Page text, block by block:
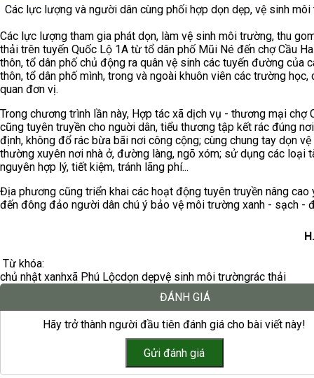
Các lực lượng và người dân cùng phối hợp dọn dẹp, vệ sinh
Các lực lượng tham gia phát dọn, làm vệ sinh môi trường, thu
thải trên tuyến Quốc Lộ 1A từ tổ dân phố Mũi Né đến chợ Cầu
thôn, tổ dân phố chủ động ra quân vệ sinh các tuyến đường của
thôn, tổ dân phố mình, trong và ngoài khuôn viên các trường học,
quan đơn vị.
Trong chương trình lần này, Hợp tác xã dịch vụ - thương mại chợ
cũng tuyên truyền cho nguời dân, tiểu thương tập kết rác đúng
định, không đổ rác bừa bãi nơi công cộng; cùng chung tay dọn
thường xuyên nơi nhà ở, đường làng, ngõ xóm; sử dụng các loại
nguyên hợp lý, tiết kiệm, tránh lãng phí...
Địa phương cũng triển khai các hoạt động tuyên truyền nâng cao
đến đông đảo người dân chú ý bảo vệ môi trường xanh - sạch -
Từ khóa:
chủ nhật xanhxã Phú Lộcdọn dẹpvệ sinh môi trườngrác thải
ĐÁNH GIÁ
Hãy trở thành người đầu tiên đánh giá cho bài viết này!